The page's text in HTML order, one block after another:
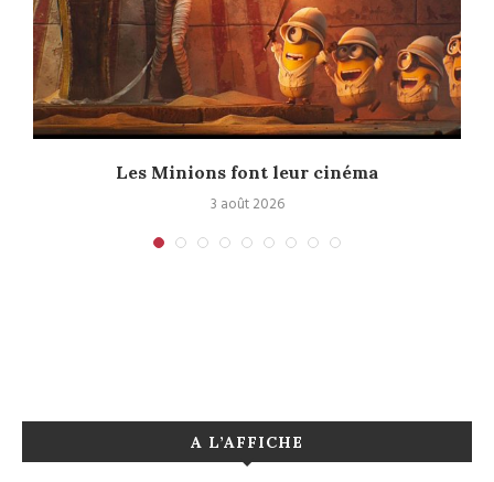
Les Minions font leur cinéma
3 août 2026
A L’AFFICHE